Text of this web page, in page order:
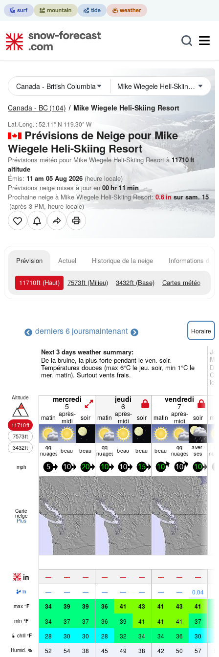
Canada - BC (104) Mike Wiegele Heli-Skiing Resort
Lat./Long. :52.11° N 119.30° W
Prévisions de Neigepour Mike
Wiegele Heli-Skiing Resort
Prévisions météo pour Mike Wiegele Heli-Skiing Resort à 11710ft
altitude
Émis: 11 am 05 Aug 2026 (heure locale)
Prévisions neige mises à jour en 00hr11min
Prochaine neige à Mike Wiegele Heli-Skiing Resort:0.6insur sam. 15
(après 3 PM, heure locale)
Prévision Actuel Historique de la neige Informations du
11710ft (Haut) 7573ft (Milieu) 3432ft (Base) Cartes météo
derniers 6 joursmaintenant Horaire
Next 3 days weather summary:
De la bruine, la plus forte pendant le ven. soir.
Températures douces (max 6°C le jeu. soir, min 1°C le
mer. matin). Surtout vents frais.
le
Altitude
11710ft
7573ft
3432ft
mercredi
5
jeudi
6
vendredi
7
matin après-
midi
soir matin après-
midi
soir matin après-
midi
soir
qq
nuages beau beau qq
nuages beau beau beau qq
nuages
aver­
ses
mph 5 10 20 10 10 15 10 10 10
Carte
neige
Plus
in — — — — — — — — —
in — — — — — — — — 0.04
max °F 34 39 39 36 41 43 41 43 41
min °F 34 37 37 36 39 41 41 41 37
chill °F 28 30 30 28 32 34 34 36 30
Humid. % 52 54 38 45 49 38 42 50 57